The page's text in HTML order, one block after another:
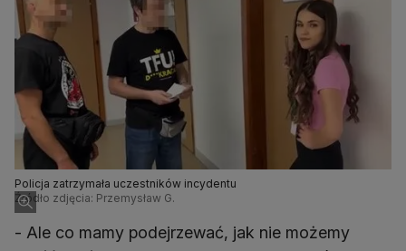
Policja zatrzymała uczestników incydentu
Źródło zdjęcia: Przemysław G.
- Ale co mamy podejrzewać, jak nie możemy